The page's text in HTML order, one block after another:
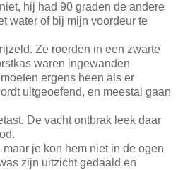
hij had 90 graden de andere
water of bij mijn voordeur te
Ze roerden in een zwarte
waren ingewanden
ergens heen als er
uitgeoefend, en meestal gaan
De vacht ontbrak leek daar
je kon hem niet in de ogen
zijn uitzicht gedaald en